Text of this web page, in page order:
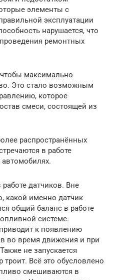
элементы с
эксплуатации
нарушается, что
ремонтных
максимально
Это стало возможным
которое
смеси, состоящей из
распространённых
в работе
датчиков. Вне
какой именно датчик
общий баланс в работе
системе.
к появлению
во время движения и при
не запускается
троит. Всё это обусловлено
смешиваются в